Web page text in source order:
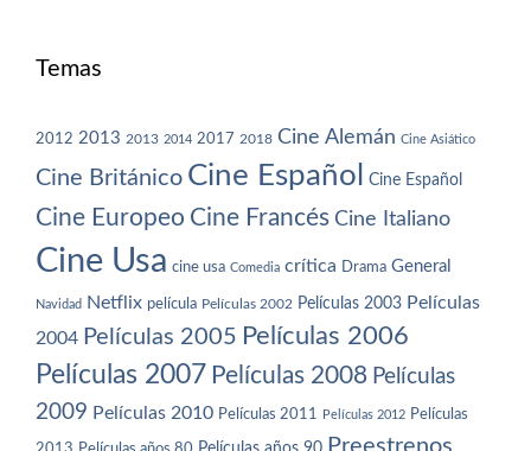
Temas
2012 2013 2013 2014 2017 2018 Cine Alemán Cine Asiático
Cine Británico Cine Español Cine Español
Cine Europeo Cine Francés Cine Italiano
Cine Usa cine usa Comedia crítica Drama General
Navidad Netflix película Películas 2002 Películas 2003 Películas
2004 Películas 2005 Películas 2006
Películas 2007 Películas 2008 Películas
2009 Películas 2010 Películas 2011 Películas 2012 Películas
2013 Preestrenos